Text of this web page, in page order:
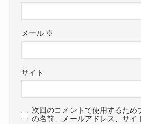
メール ※
サイト
次回のコメントで使用するため
の名前、メールアドレス、サイ